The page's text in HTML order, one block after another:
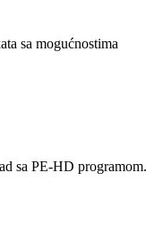
sa mogućnostima
sa PE-HD programom.